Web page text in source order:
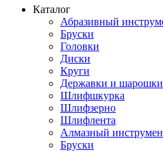
Каталог
Абразивный
Бруски
Головки
Диски
Круги
Державки и шарошки
Шлифшкурка
Шлифзерно
Шлифлента
Алмазный
Бруски